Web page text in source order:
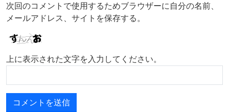
次回のコメントで使用するためブラウザーに自分の名前、
メールアドレス、サイトを保存する。
上に表示された文字を入力してください。